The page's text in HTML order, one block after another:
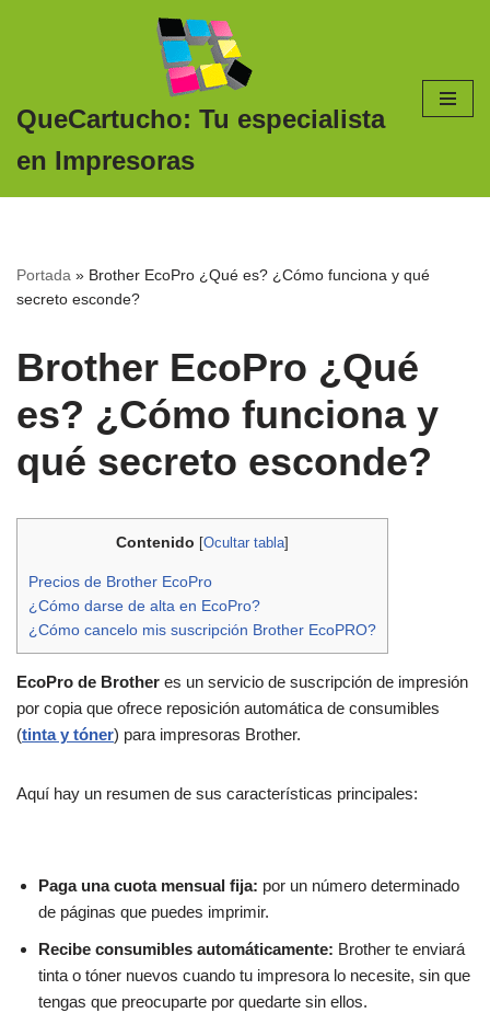
contenido
QueCartucho: Tu especialista
en Impresoras
Portada » Brother EcoPro ¿Qué es? ¿Cómo funciona y qué
secreto esconde?
Brother EcoPro ¿Qué
es? ¿Cómo funciona y
qué secreto esconde?
Contenido [Ocultar tabla]
Precios de Brother EcoPro
¿Cómo darse de alta en EcoPro?
¿Cómo cancelo mis suscripción Brother EcoPRO?
EcoPro de Brother es un servicio de suscripción de impresión
por copia que ofrece reposición automática de consumibles
(tinta y tóner) para impresoras Brother.
Aquí hay un resumen de sus características principales:
Paga una cuota mensual fija: por un número determinado
de páginas que puedes imprimir.
Recibe consumibles automáticamente: Brother te enviará
tinta o tóner nuevos cuando tu impresora lo necesite, sin que
tengas que preocuparte por quedarte sin ellos.